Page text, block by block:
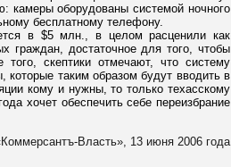
камеры оборудованы системой ночного
бесплатному телефону.
в $5 млн., в целом расценили как
граждан, достаточное для того, чтобы
того, скептики отмечают, что систему
которые таким образом будут вводить в
кому и нужны, то только техасскому
хочет обеспечить себе переизбрание
Власть», 13 июня 2006 года